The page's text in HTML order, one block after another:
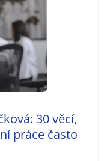
30 věcí,
práce často